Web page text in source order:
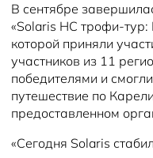
В сентябре
«Solaris HC трофи-
которой приняли
участников из 11
победителями и
путешествие по
предоставленном
«Сегодня Solaris